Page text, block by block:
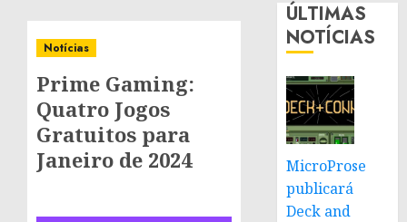
Notícias
Prime Gaming:
Quatro Jogos
Gratuitos para
Janeiro de 2024
ÚLTIMAS
NOTÍCIAS
MicroProse
publicará
Deck and